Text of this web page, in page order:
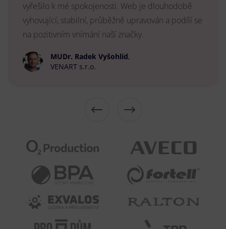
vyřešilo k mé spokojenosti. Web je dlouhodobě
vyhovující, stabilní, průběžně upravován a podílí se
na pozitivním vnímání naší značky.
MUDr. Radek Vyšohlíd,
VENART s.r.o.